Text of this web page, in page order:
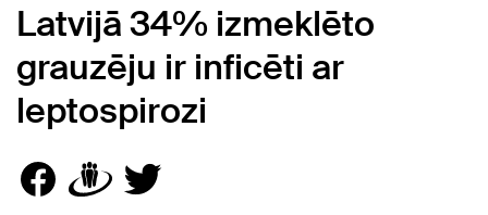
Latvijā 34% izmeklēto
grauzēju ir inficēti ar
leptospirozi